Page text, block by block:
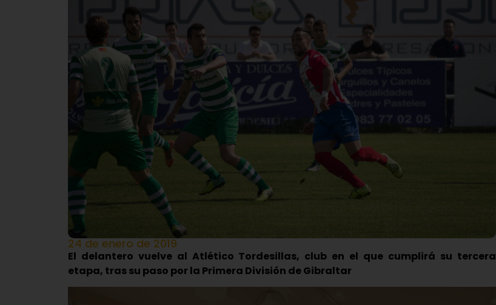
24 de enero de 2019
El delantero vuelve al Atlético Tordesillas, club en el que cumplirá su tercera
etapa, tras su paso por la Primera División de Gibraltar